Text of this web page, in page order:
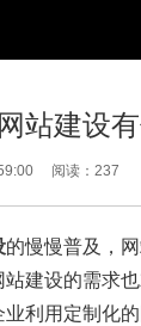
站建设
阅读：237
的慢慢普及，
建设的需求
利用定制化